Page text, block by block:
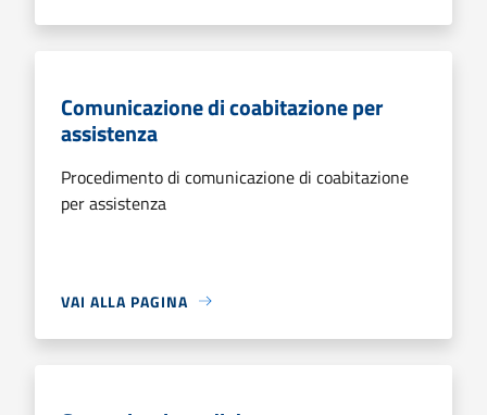
Comunicazione di coabitazione per
assistenza
Procedimento di comunicazione di coabitazione
per assistenza
VAI ALLA PAGINA